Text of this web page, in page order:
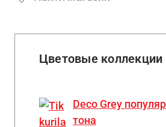
Цветовые коллекции
Deco Grey
тона